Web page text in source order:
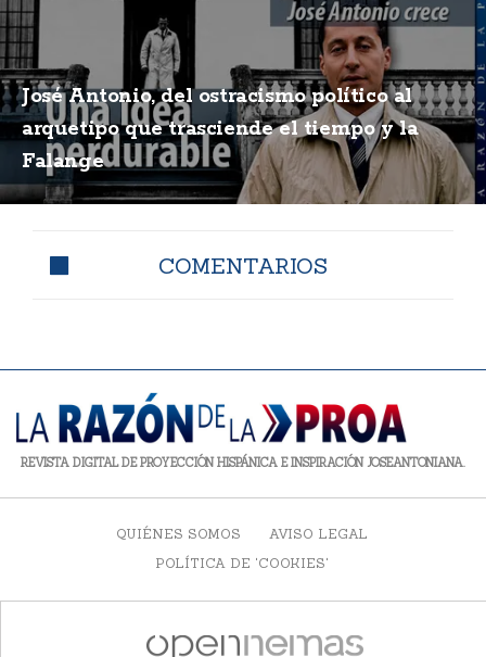
José Antonio, del ostracismo político al
arquetipo que trasciende el tiempo y la
Falange
COMENTARIOS
REVISTA DIGITAL DE PROYECCIÓN HISPÁNICA E INSPIRACIÓN JOSEANTONIANA.
QUIÉNES SOMOS
AVISO LEGAL
POLÍTICA DE 'COOKIES'